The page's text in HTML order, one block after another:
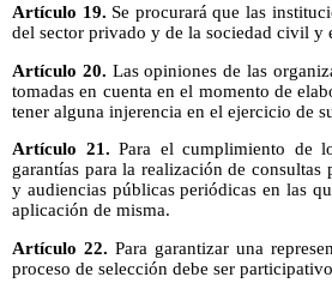
Artículo 19. Se procurará que las
del sector privado y de la sociedad civil y
Artículo 20. Las opiniones de las
tomadas en cuenta en el momento de
tener alguna injerencia en el ejercicio de
Artículo 21. Para el cumplimiento de
garantías para la realización de
y audiencias públicas periódicas en las
aplicación de misma.
Artículo 22. Para garantizar una
proceso de selección debe ser